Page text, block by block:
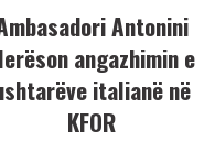
Antonini
angazhimin e
italianë në
KFOR